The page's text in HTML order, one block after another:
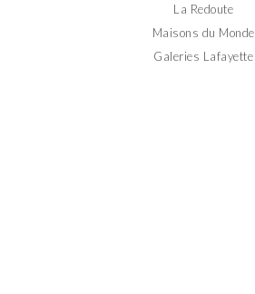
La Redoute
Maisons du Monde
Galeries Lafayette